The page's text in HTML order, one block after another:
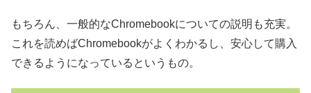
もちろん、一般的なChromebookについての説明も充実。
これを読めばChromebookがよくわかるし、安心して購入
できるようになっているというもの。